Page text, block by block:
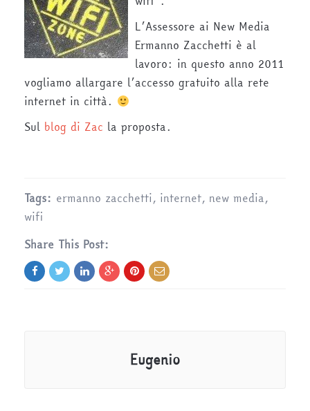
L’Assessore ai New Media
Ermanno Zacchetti è al
lavoro: in questo anno 2011
vogliamo allargare l’accesso gratuito alla rete
internet in città.
Sul blog di Zac la proposta.
Tags: ermanno zacchetti, internet, new media,
wifi
Share This Post:
Eugenio